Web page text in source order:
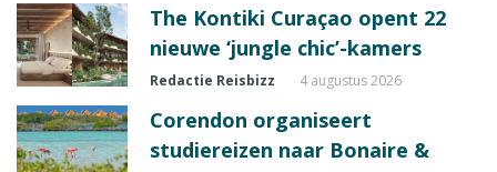
The Kontiki Curaçao opent 22
nieuwe ‘jungle chic’-kamers
Redactie Reisbizz 4 augustus 2026
Corendon organiseert
studiereizen naar Bonaire &